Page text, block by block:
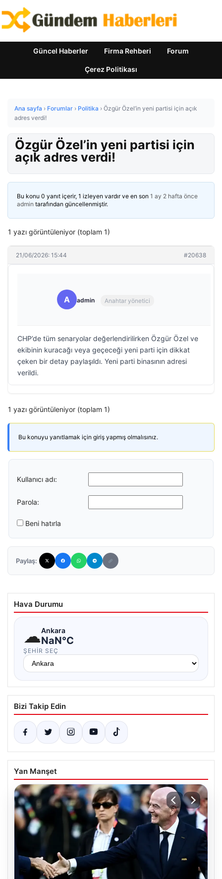
Güncel Haberler Firma Rehberi Forum
Çerez Politikası
Ana sayfa › Forumlar › Politika › Özgür Özel’in yeni partisi için açık
adres verdi!
Özgür Özel’in yeni partisi için
açık adres verdi!
Bu konu 0 yanıt içerir, 1 izleyen vardır ve en son 1 ay 2 hafta önce
admin tarafından güncellenmiştir.
1 yazı görüntüleniyor (toplam 1)
21/06/2026: 15:44 #20638
A admin Anahtar yönetici
CHP’de tüm senaryolar değerlendirilirken Özgür Özel ve
ekibinin kuracağı veya geçeceği yeni parti için dikkat
çeken bir detay paylaşıldı. Yeni parti binasının adresi
verildi.
1 yazı görüntüleniyor (toplam 1)
Bu konuyu yanıtlamak için giriş yapmış olmalısınız.
Kullanıcı adı:
Parola:
Beni hatırla
Paylaş:
Hava Durumu
☁Ankara
NaN°C
ŞEHIR SEÇ
Bizi Takip Edin
Yan Manşet